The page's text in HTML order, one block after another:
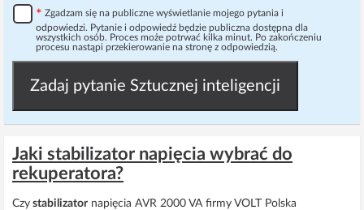
* Zgadzam się na publiczne wyświetlanie mojego pytania i
odpowiedzi. Pytanie i odpowiedź będzie publiczna dostępna dla
wszystkich osób. Proces może potrwać kilka minut. Po zakończeniu
procesu nastąpi przekierowanie na stronę z odpowiedzią.
Zadaj pytanie Sztucznej inteligencji
Jaki stabilizator napięcia wybrać do
rekuperatora?
Czy stabilizatornapięcia AVR 2000 VA firmy VOLT Polska